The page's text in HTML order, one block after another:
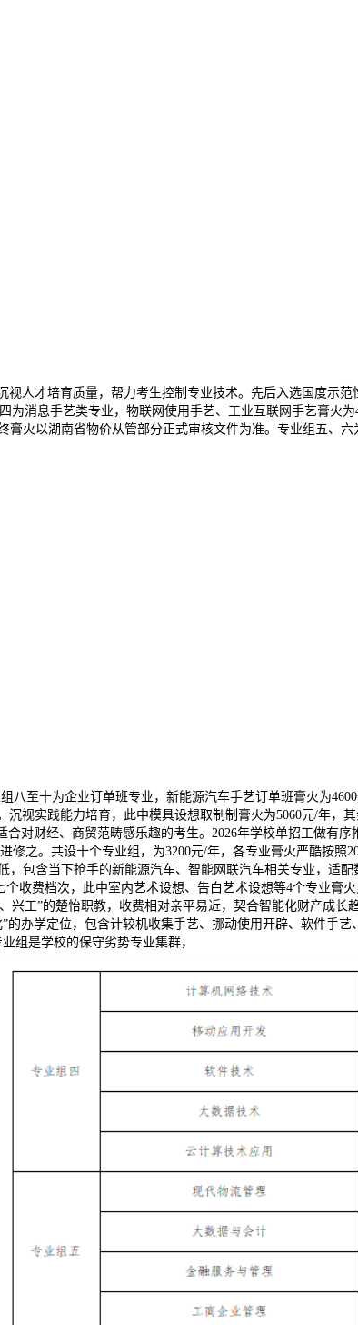
才培育质量，帮力考生控制专业技术。先后入选国度示范
消息手艺类专业，物联网使用手艺、工业互联网手艺膏火为
火以湖南省物价从管部分正式审核文件为准。专业组五、六
八至十为企业订单班专业，新能源汽车手艺订单班膏火为
视实践能力培育，此中模具设想取制制膏火为5060元/年，
对财经、商贸范畴感乐趣的考生。2026年学校单招工做有
之。共设十个专业组，为3200元/年，各专业膏火严酷按照
包含当下抢手的新能源汽车、智能网联汽车相关专业，适
收费档次，此中室内艺术设想、告白艺术设想等4个专业膏
工”的楚怡职教，收费相对亲平易近，契合智能化财产成
办学定位，包含计较机收集手艺、挪动使用开辟、软件手
组是学校的保守劣势专业集群，